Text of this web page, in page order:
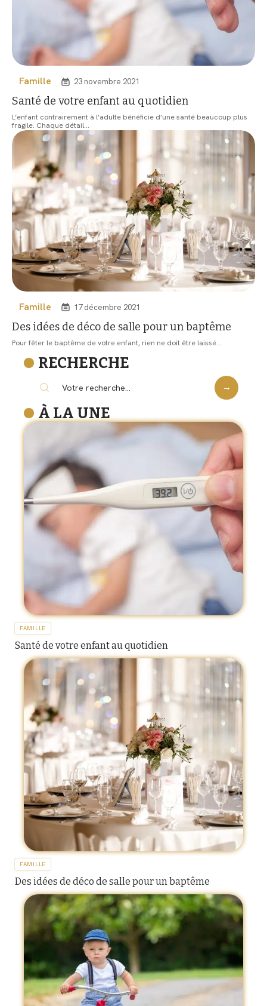
Famille 23 novembre 2021
Santé de votre enfant au quotidien
L’enfant contrairement à l’adulte bénéficie d’une santé beaucoup plus
fragile. Chaque détail…
Famille 17 décembre 2021
Des idées de déco de salle pour un baptême
Pour fêter le baptême de votre enfant, rien ne doit être laissé…
RECHERCHE
À LA UNE
FAMILLE
Santé de votre enfant au quotidien
FAMILLE
Des idées de déco de salle pour un baptême